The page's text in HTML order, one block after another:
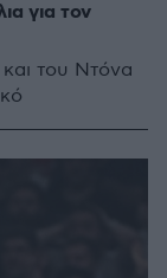
για τον
του Ντόνα